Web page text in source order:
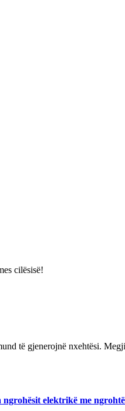
cilësisë!
të gjenerojnë nxehtësi.
elektrikë me